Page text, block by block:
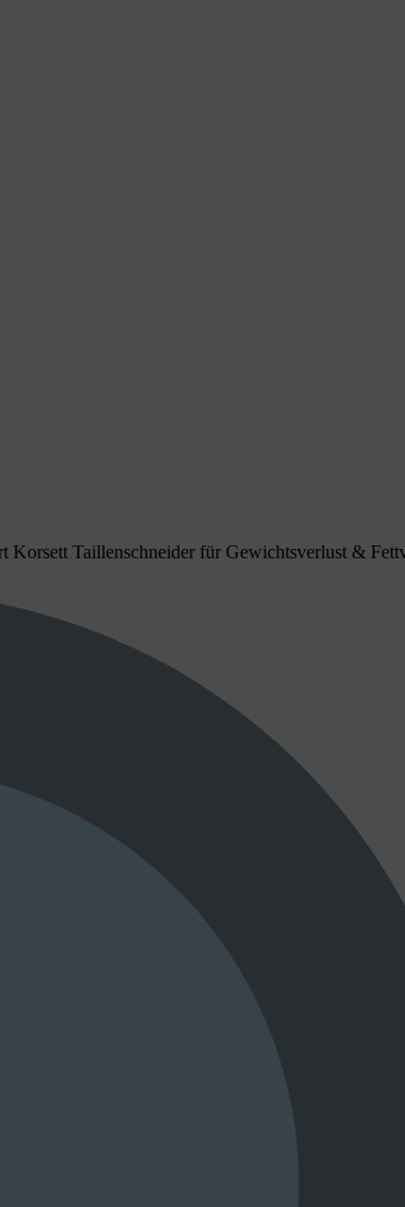
Korsett Taillenschneider für Gewichtsverlust &